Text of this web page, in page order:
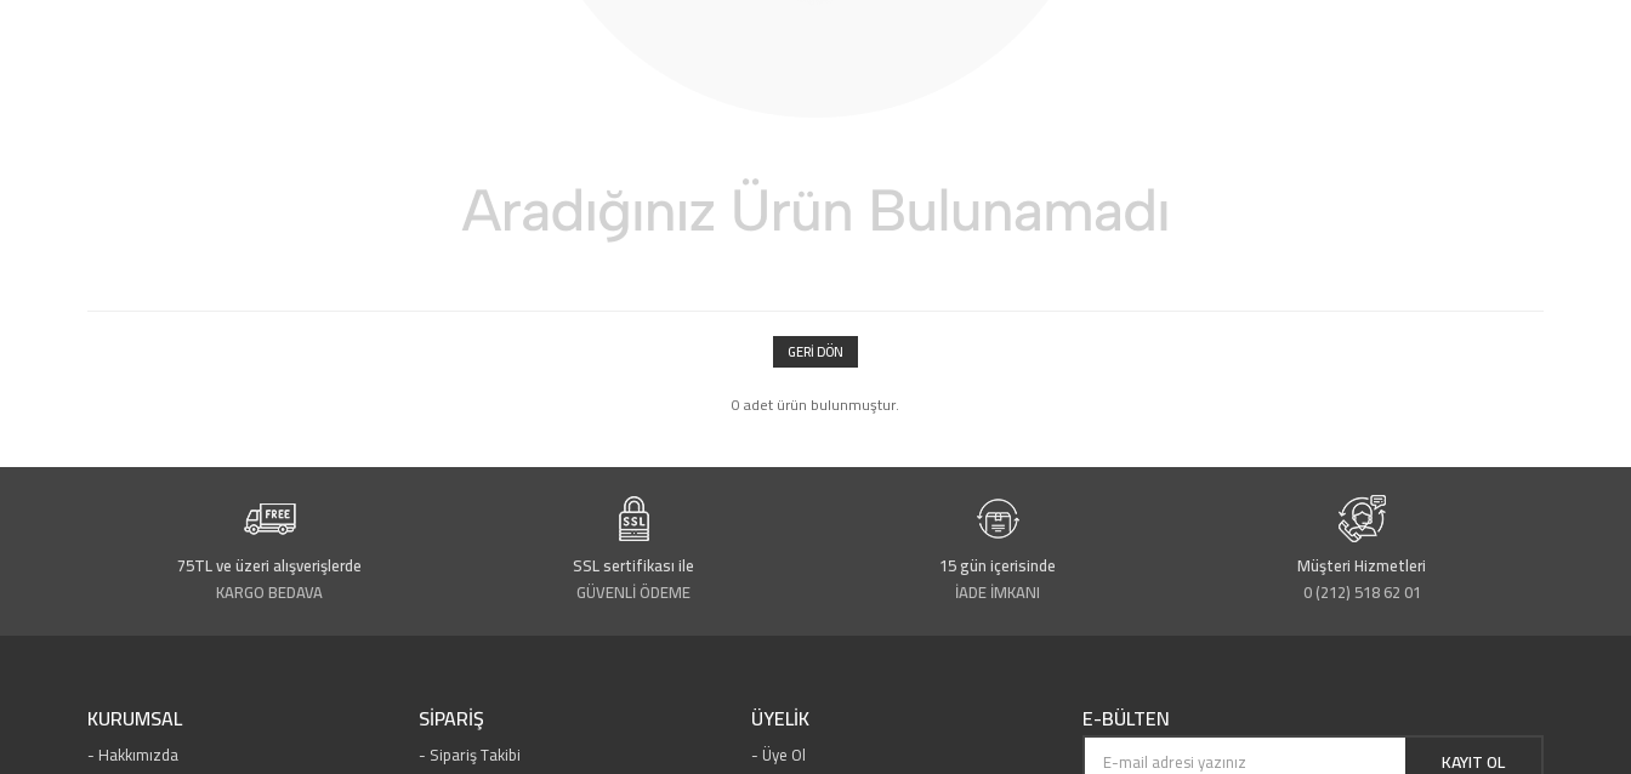
GERI DÖN
0 adet ürün bulunmuştur.
75TL ve üzeri alışverişlerde
KARGO BEDAVA
SSL sertifikası ile
GÜVENLİ ÖDEME
15 gün içerisinde
İADE İMKANI
Müşteri Hizmetleri
0 (212) 518 62 01
KURUMSAL
Hakkımızda
SİPARİŞ
Sipariş Takibi
ÜYELİK
Üye Ol
E-BÜLTEN
KAYIT OL